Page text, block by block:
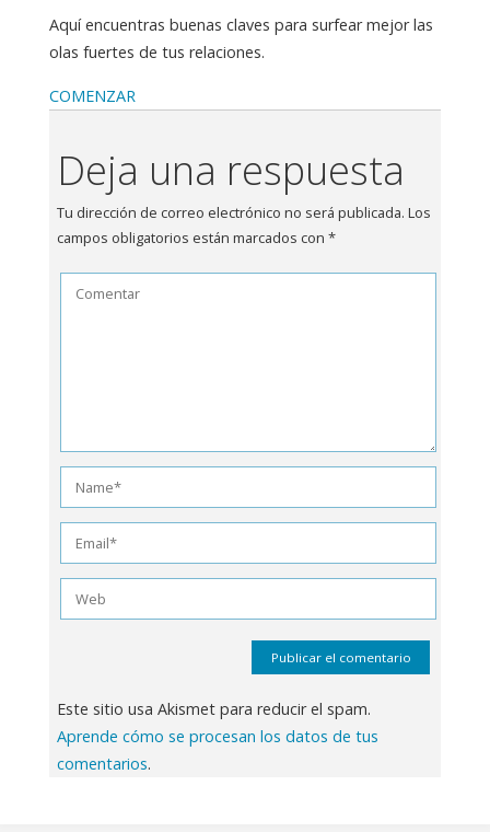
Aquí encuentras buenas claves para surfear mejor las
olas fuertes de tus relaciones.
COMENZAR
Deja una respuesta
Tu dirección de correo electrónico no será publicada. Los
campos obligatorios están marcados con *
Este sitio usa Akismet para reducir el spam.
Aprende cómo se procesan los datos de tus
comentarios.